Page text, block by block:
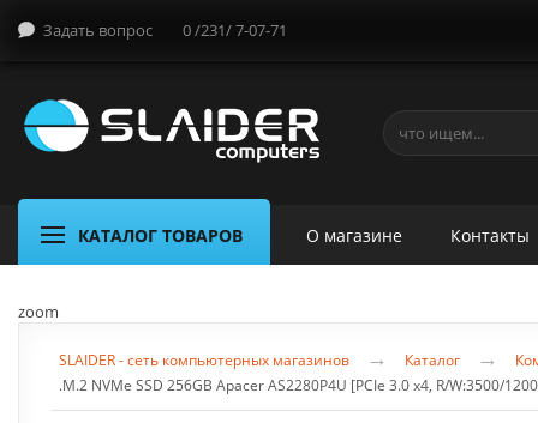
Задать вопрос 0 /231/ 7-07-71
КАТАЛОГ ТОВАРОВ О магазине Контакты
zoom
SLAIDER - сеть компьютерных магазинов → Каталог →
.M.2 NVMe SSD 256GB Apacer AS2280P4U [PCIe 3.0 x4, R/W:3500/